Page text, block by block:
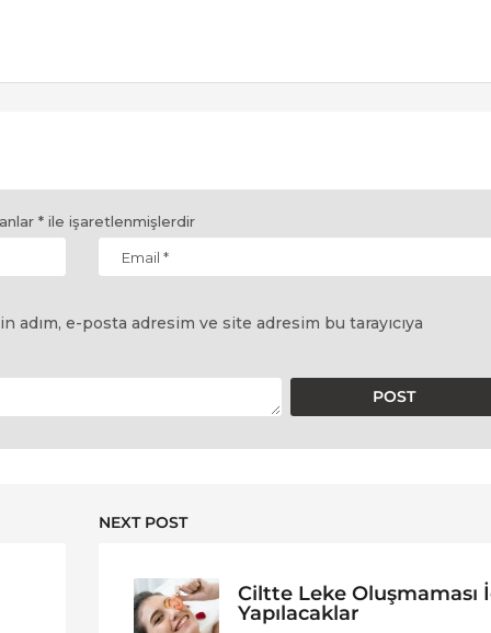
* ile işaretlenmişlerdir
adım, e-posta adresim ve site adresim bu tarayıcıya
NEXT POST
Ciltte Leke Oluşmaması
Yapılacaklar